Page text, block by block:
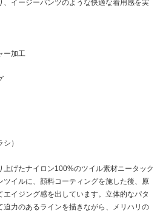
、イージーパンツのような快適な着用感を実
ー加工
）
上げたナイロン100%のツイル素材ニータック
イルに、顔料コーティングを施した後、原
イジング感を出しています。立体的なパタ
迫力のあるラインを描きながら、メリハリの